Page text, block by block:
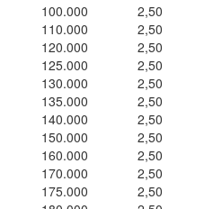
100.000
2,50
110.000
2,50
120.000
2,50
125.000
2,50
130.000
2,50
135.000
2,50
140.000
2,50
150.000
2,50
160.000
2,50
170.000
2,50
175.000
2,50